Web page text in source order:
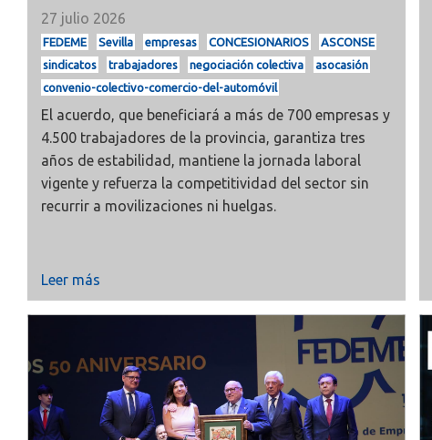
27 julio 2026
FEDEME Sevilla empresas CONCESIONARIOS
ASCONSE
sindicatos
trabajadores negociación colectiva
asocasión
convenio-colectivo-comercio-del-automóvil
El acuerdo, que beneficiará a más de 700 empresas y
4.500 trabajadores de la provincia, garantiza tres
años de estabilidad, mantiene la jornada laboral
vigente y refuerza la competitividad del sector sin
recurrir a movilizaciones ni huelgas.
Leer más